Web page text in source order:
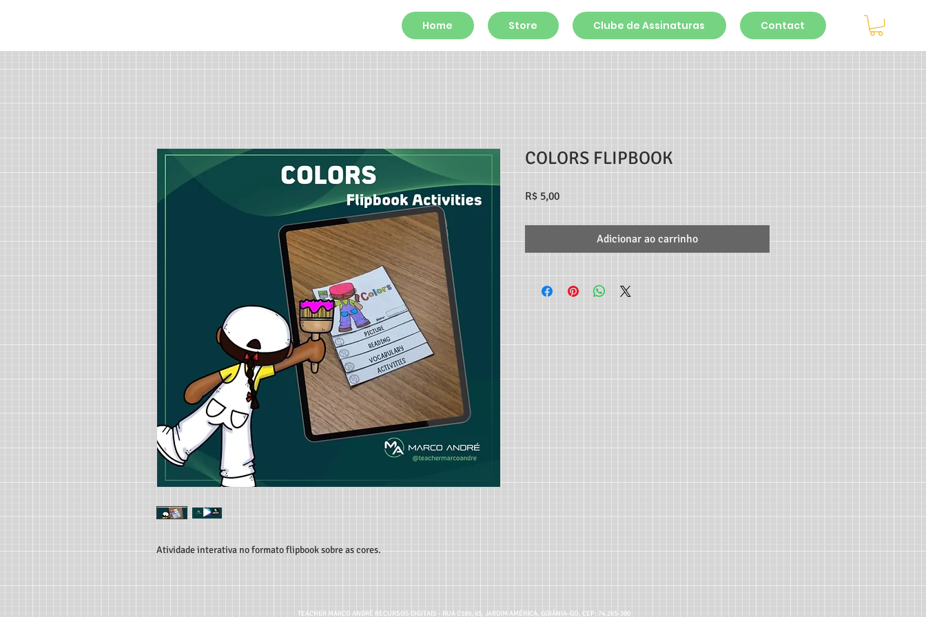
Home Store Clube de Assinaturas Contact
Atividade interativa no formato flipbook sobre as cores.
COLORS FLIPBOOK
R$ 5,00Preço
Adicionar ao carrinho
TEACHER MARCO ANDRÉ RECURSOS DIGITAIS - RUA C189, 65, JARDIM AMÉRICA, GOIÂNIA-GO, CEP: 74.265-300